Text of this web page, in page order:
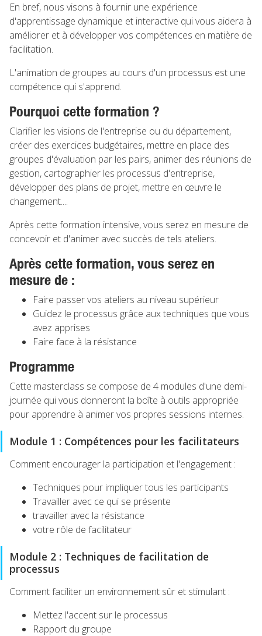
En bref, nous visons à fournir une expérience
d'apprentissage dynamique et interactive qui vous aidera à
améliorer et à développer vos compétences en matière de
facilitation.
L'animation de groupes au cours d'un processus est une
compétence qui s'apprend.
Pourquoi cette formation ?
Clarifier les visions de l'entreprise ou du département,
créer des exercices budgétaires, mettre en place des
groupes d'évaluation par les pairs, animer des réunions de
gestion, cartographier les processus d'entreprise,
développer des plans de projet, mettre en œuvre le
changement....
Après cette formation intensive, vous serez en mesure de
concevoir et d'animer avec succès de tels ateliers.
Après cette formation, vous serez en
mesure de :
Faire passer vos ateliers au niveau supérieur
Guidez le processus grâce aux techniques que vous
avez apprises
Faire face à la résistance
Programme
Cette masterclass se compose de 4 modules d'une demi-
journée qui vous donneront la boîte à outils appropriée
pour apprendre à animer vos propres sessions internes.
Module 1 : Compétences pour les facilitateurs
Comment encourager la participation et l'engagement :
Techniques pour impliquer tous les participants
Travailler avec ce qui se présente
travailler avec la résistance
votre rôle de facilitateur
Module 2 : Techniques de facilitation de
processus
Comment faciliter un environnement sûr et stimulant :
Mettez l'accent sur le processus
Rapport du groupe